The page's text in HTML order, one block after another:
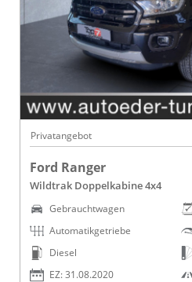
Privatangebot
Ford Ranger
Wildtrak Doppelkabine 4x4
Gebrauchtwagen
Automatikgetriebe
Diesel
EZ: 31.08.2020